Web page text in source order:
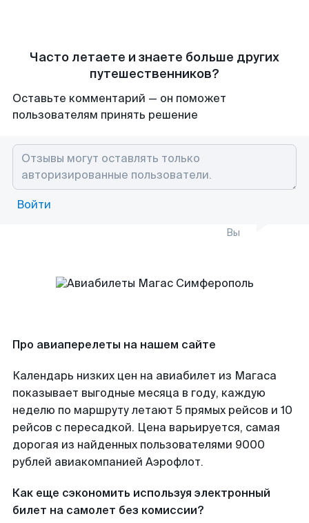
Часто летаете и знаете больше других
путешественников?
Оставьте комментарий — он поможет
пользователям принять решение
Войти
Вы
Про авиаперелеты на нашем сайте
Календарь низких цен на авиабилет из Магаса
показывает выгодные месяца в году, каждую
неделю по маршруту летают 5 прямых рейсов и 10
рейсов с пересадкой. Цена варьируется, самая
дорогая из найденных пользователями 9000
рублей авиакомпанией Аэрофлот.
Как еще сэкономить используя электронный
билет на самолет без комиссии?